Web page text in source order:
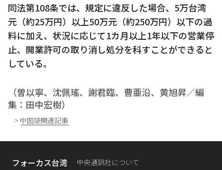
同法第108条では、規定に違反した場合、5万台湾
元（約25万円）以上50万元（約250万円）以下の過
料に加え、状況に応じて1カ月以上1年以下の営業停
止、開業許可の取り消し処分を科すことができると
している。
（曽以寧、沈佩瑤、謝君臨、曹亜沿、黄旭昇／編
集：田中宏樹）
> 中国語関連記事
フォーカス台湾
中央通訊社について